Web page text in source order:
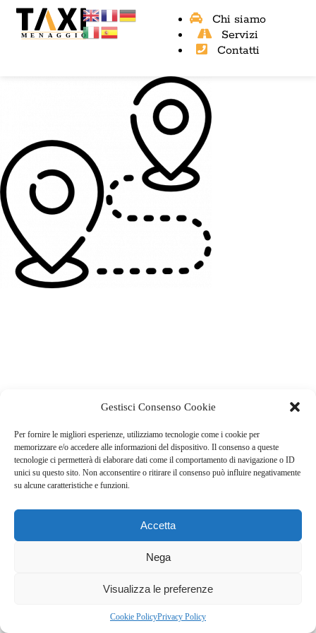
Gestisci Consenso Cookie
Per fornire le migliori esperienze, utilizziamo tecnologie come i cookie per
memorizzare e/o accedere alle informazioni del dispositivo. Il consenso a queste
tecnologie ci permetterà di elaborare dati come il comportamento di navigazione o ID
unici su questo sito. Non acconsentire o ritirare il consenso può influire negativamente
su alcune caratteristiche e funzioni.
Accetta
Nega
Visualizza le preferenze
Cookie PolicyPrivacy Policy
Chi siamo
Servizi
Contatti